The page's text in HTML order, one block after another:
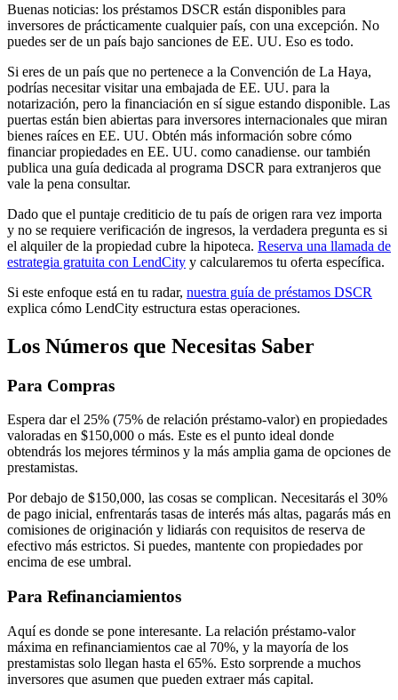
Buenas noticias: los préstamos DSCR están disponibles para
inversores de prácticamente cualquier país, con una excepción. No
puedes ser de un país bajo sanciones de EE. UU. Eso es todo.
Si eres de un país que no pertenece a la Convención de La Haya,
podrías necesitar visitar una embajada de EE. UU. para la
notarización, pero la financiación en sí sigue estando disponible. Las
puertas están bien abiertas para inversores internacionales que miran
bienes raíces en EE. UU. Obtén más información sobre cómo
financiar propiedades en EE. UU. como canadiense. our también
publica una guía dedicada al programa DSCR para extranjeros que
vale la pena consultar.
Dado que el puntaje crediticio de tu país de origen rara vez importa
y no se requiere verificación de ingresos, la verdadera pregunta es si
el alquiler de la propiedad cubre la hipoteca. Reserva una llamada de
estrategia gratuita con LendCity y calcularemos tu oferta específica.
Si este enfoque está en tu radar, nuestra guía de préstamos DSCR
explica cómo LendCity estructura estas operaciones.
Los Números que Necesitas Saber
Para Compras
Espera dar el 25% (75% de relación préstamo-valor) en propiedades
valoradas en $150,000 o más. Este es el punto ideal donde
obtendrás los mejores términos y la más amplia gama de opciones de
prestamistas.
Por debajo de $150,000, las cosas se complican. Necesitarás el 30%
de pago inicial, enfrentarás tasas de interés más altas, pagarás más en
comisiones de originación y lidiarás con requisitos de reserva de
efectivo más estrictos. Si puedes, mantente con propiedades por
encima de ese umbral.
Para Refinanciamientos
Aquí es donde se pone interesante. La relación préstamo-valor
máxima en refinanciamientos cae al 70%, y la mayoría de los
prestamistas solo llegan hasta el 65%. Esto sorprende a muchos
inversores que asumen que pueden extraer más capital.